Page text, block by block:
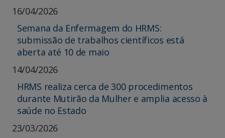
16/04/2026
Semana da Enfermagem do HRMS:
submissão de trabalhos científicos está
aberta até 10 de maio
14/04/2026
HRMS realiza cerca de 300 procedimentos
durante Mutirão da Mulher e amplia acesso à
saúde no Estado
23/03/2026